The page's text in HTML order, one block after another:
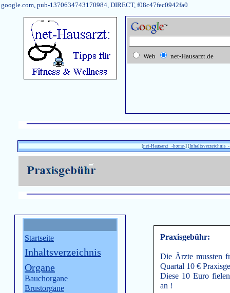
google.com, pub-1370634743170984, DIRECT, f08c47fec0942fa0
Web net-Hausarzt.de
[net-Hausarzt -home-] [Inhaltsverzeichnis -
Startseite
Inhaltsverzeichnis
Organe
Bauchorgane
Brustorgane
Praxisgebühr:
Die Ärzte mussten
Quartal 10 €
Diese 10 Euro
an !